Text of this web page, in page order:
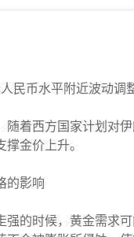
民币水平附近波动调
着西方国家计划对
金价上升。
的时候，黄金需求